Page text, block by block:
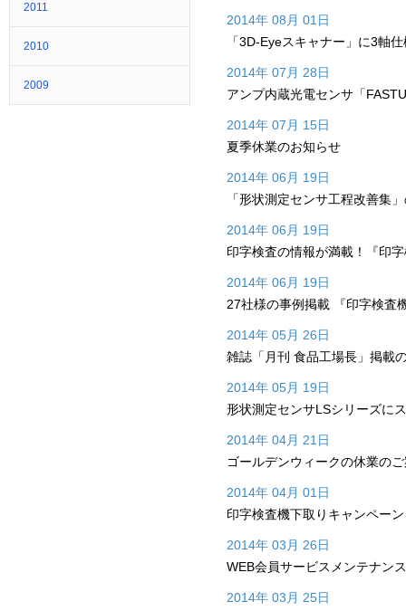
2011
2010
2009
2014年 08月 01日
「3D-Eyeスキャナー」に3軸
2014年 07月 28日
アンプ内蔵光電センサ「
2014年 07月 15日
夏季休業のお知らせ
2014年 06月 19日
「形状測定センサ工程改善集
2014年 06月 19日
印字検査の情報が満載！『印
2014年 06月 19日
27社様の事例掲載 『印字検査
2014年 05月 26日
雑誌「月刊 食品工場長」掲載
2014年 05月 19日
形状測定センサLSシリーズに
2014年 04月 21日
ゴールデンウィークの休業の
2014年 04月 01日
印字検査機下取りキャンペー
2014年 03月 26日
WEB会員サービスメンテナン
2014年 03月 25日